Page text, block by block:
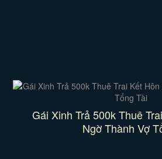
Gái Xinh Trả 500k Thuê
Ngờ Thành Vợ